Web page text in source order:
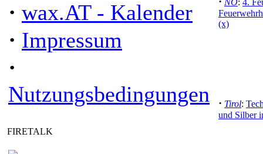
· wax.AT - Kalender
· Impressum
·
Nutzungsbedingungen
FIRETALK
NÖ: 4.
(x)
· Tirol:
und Silber